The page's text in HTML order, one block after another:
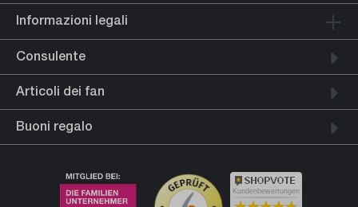
Informazioni legali
Consulente
Articoli dei fan
Buoni regalo
Kundenbewertungen